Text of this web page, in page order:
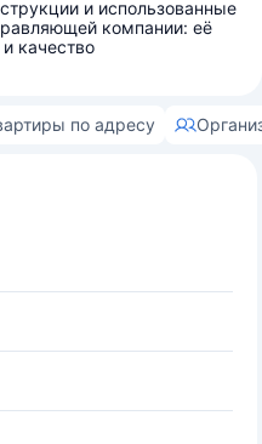
и использованные
компании: её
качество
по адресу